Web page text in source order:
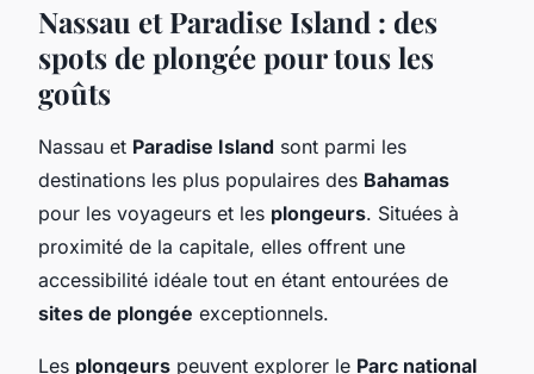
Nassau et Paradise Island : des
spots de plongée pour tous les
goûts
Nassau et Paradise Island sont parmi les
destinations les plus populaires des Bahamas
pour les voyageurs et les plongeurs. Situées à
proximité de la capitale, elles offrent une
accessibilité idéale tout en étant entourées de
sites de plongée exceptionnels.
Les plongeurs peuvent explorer le Parc national